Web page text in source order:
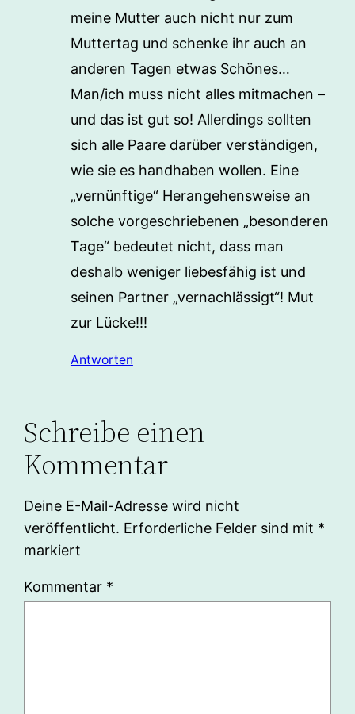
meine Mutter auch nicht nur zum
Muttertag und schenke ihr auch an
anderen Tagen etwas Schönes…
Man/ich muss nicht alles mitmachen –
und das ist gut so! Allerdings sollten
sich alle Paare darüber verständigen,
wie sie es handhaben wollen. Eine
„vernünftige“ Herangehensweise an
solche vorgeschriebenen „besonderen
Tage“ bedeutet nicht, dass man
deshalb weniger liebesfähig ist und
seinen Partner „vernachlässigt“! Mut
zur Lücke!!!
Antworten
Schreibe einen
Kommentar
Deine E-Mail-Adresse wird nicht
veröffentlicht. Erforderliche Felder sind mit *
markiert
Kommentar *